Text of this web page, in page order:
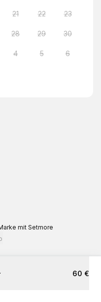
21 22 23
28 29 30
4 5 6
mit Setmore
60 €